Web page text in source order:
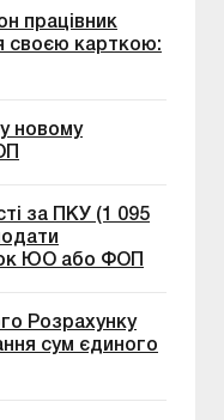
працівник
своєю карткою:
новому
за ПКУ (1 095
ЮО або ФОП
Розрахунку
сум єдиного